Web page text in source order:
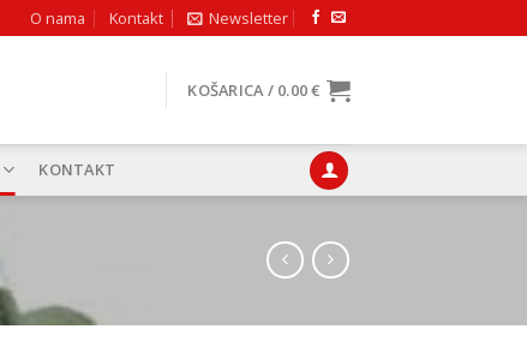
O nama Kontakt Newsletter
KOŠARICA / 0.00€
KONTAKT